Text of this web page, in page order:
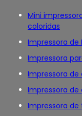
Mini
coloridas
Impressora de
Impressora
Impressora
Impressora
Impressora